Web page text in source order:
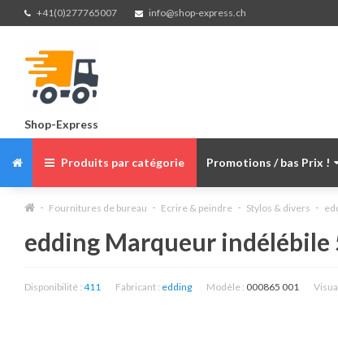
+41(0)277765007 info@shop-express.ch
Shop-Express
Produits par catégorie Promotions / bas Prix !
Fournitures de bureau Ecrire & peindre Stylos & divers
edding Marqueur indélébile
Disponibilité : 411 Fabricant : edding Modèle : 000865 001